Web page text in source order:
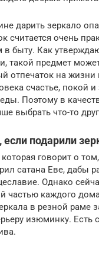
дарить зеркало
считается очень
быту. Как
такой предмет
отпечаток на жизни
счастье, покой
Поэтому в
выбрать что-то
если подарили
которая говорит о
сатана Еве, дабы
Однако
частью каждого
в резной раме
изюминку. Есть